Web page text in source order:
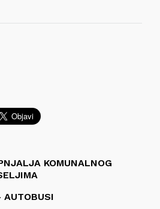
KOMUNALNOG
AUTOBUSI